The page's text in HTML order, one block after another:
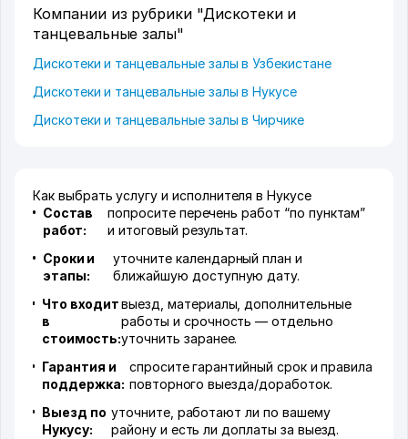
Компании из рубрики "Дискотеки и
танцевальные залы"
Дискотеки и танцевальные залы в Узбекистане
Дискотеки и танцевальные залы в Нукусе
Дискотеки и танцевальные залы в Чирчике
Как выбрать услугу и исполнителя в Нукусе
Состав
работ:
попросите перечень работ “по пунктам”
и итоговый результат.
Сроки и
этапы:
уточните календарный план и
ближайшую доступную дату.
Что входит
в
стоимость:
выезд, материалы, дополнительные
работы и срочность — отдельно
уточнить заранее.
Гарантия и
поддержка:
спросите гарантийный срок и правила
повторного выезда/доработок.
Выезд по
Нукусу:
уточните, работают ли по вашему
району и есть ли доплаты за выезд.